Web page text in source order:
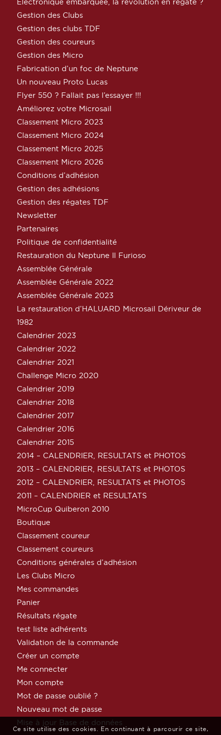
Gestion des Clubs
Gestion des clubs TDF
Gestion des coureurs
Gestion des Micro
Fabrication d’un foc de Neptune
Un nouveau Proto Lucas
Flyer 550 ? Fallait pas l’essayer !!!
Améliorez votre Microsail
Classement Micro 2023
Classement Micro 2024
Classement Micro 2025
Classement Micro 2026
Conditions d’adhésion
Gestion des adhésions
Gestion des régates TDF
Newsletter
Partenaires
Politique de confidentialité
Restauration du Neptune Il Furioso
Assemblée Générale
Assemblée Générale 2022
Assemblée Générale 2023
La restauration d’HALUARD Microsail Dériveur de
1982
Calendrier 2023
Calendrier 2022
Calendrier 2021
Challenge Micro 2020
Calendrier 2019
Calendrier 2018
Calendrier 2017
Calendrier 2016
Calendrier 2015
2014 – CALENDRIER, RESULTATS et PHOTOS
2013 – CALENDRIER, RESULTATS et PHOTOS
2012 – CALENDRIER, RESULTATS et PHOTOS
2011 – CALENDRIER et RESULTATS
MicroCup Quiberon 2010
Boutique
Classement coureur
Classement coureurs
Conditions générales d’adhésion
Les Clubs Micro
Mes commandes
Panier
Résultats régate
test liste adhérents
Validation de la commande
Créer un compte
Me connecter
Mon compte
Mot de passe oublié ?
Nouveau mot de passe
Mise à jour Base de données
Ce site utilise des cookies. En continuant à parcourir ce site,